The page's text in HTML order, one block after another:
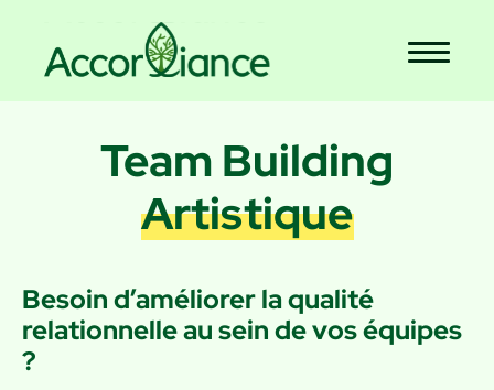
Team Building
Artistique
Besoin d’améliorer la qualité
relationnelle au sein de vos équipes
?